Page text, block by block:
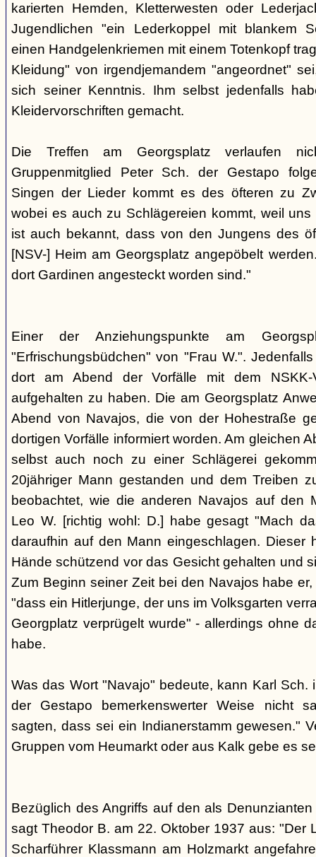
karierten Hemden, Kletterwesten oder
Jugendlichen "ein Lederkoppel mit blankem
einen Handgelenkriemen mit einem Totenkopf
Kleidung" von irgendjemandem "angeordnet"
sich seiner Kenntnis. Ihm selbst jedenfalls
Kleidervorschriften gemacht.
Die Treffen am Georgsplatz verlaufen
Gruppenmitglied Peter Sch. der Gestapo
Singen der Lieder kommt es des öfteren zu
wobei es auch zu Schlägereien kommt, weil
ist auch bekannt, dass von den Jungens des
[NSV-] Heim am Georgsplatz angepöbelt
dort Gardinen angesteckt worden sind."
Einer der Anziehungspunkte am
"Erfrischungsbüdchen" von "Frau W.".
dort am Abend der Vorfälle mit dem NSKK-
aufgehalten zu haben. Die am Georgsplatz
Abend von Navajos, die von der Hohestraße
dortigen Vorfälle informiert worden. Am gleichen
selbst auch noch zu einer Schlägerei
20jähriger Mann gestanden und dem Treiben
beobachtet, wie die anderen Navajos auf den
Leo W. [richtig wohl: D.] habe gesagt "Mach
daraufhin auf den Mann eingeschlagen. Dieser
Hände schützend vor das Gesicht gehalten und
Zum Beginn seiner Zeit bei den Navajos habe
"dass ein Hitlerjunge, der uns im Volksgarten
Georgplatz verprügelt wurde" - allerdings ohne
habe.
Was das Wort "Navajo" bedeute, kann Karl Sch.
der Gestapo bemerkenswerter Weise nicht
sagten, dass sei ein Indianerstamm gewesen."
Gruppen vom Heumarkt oder aus Kalk gebe es
Bezüglich des Angriffs auf den als
sagt Theodor B. am 22. Oktober 1937 aus: "Der
Scharführer Klassmann am Holzmarkt